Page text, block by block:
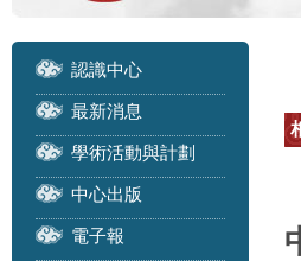
認識中心
最新消息
學術活動與計劃
中心出版
電子報